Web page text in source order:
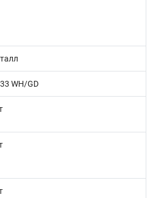
WH/GD